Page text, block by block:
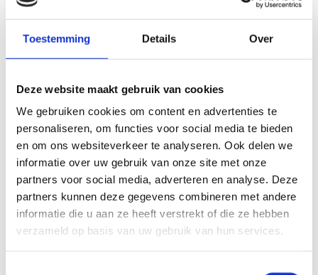
Toestemming Details Over
Deze website maakt gebruik van cookies
We gebruiken cookies om content en advertenties te
personaliseren, om functies voor social media te bieden
en om ons websiteverkeer te analyseren. Ook delen we
informatie over uw gebruik van onze site met onze
partners voor social media, adverteren en analyse. Deze
partners kunnen deze gegevens combineren met andere
informatie die u aan ze heeft verstrekt of die ze hebben
verzameld op basis van uw gebruik van hun services.
Na deze grootschalige verbouwing van de afdeling
Nederland met een kliniek die met een High&Intensive
bieden.
Zorg
NIEUWBOUW MET ULTRAMODERN OK-
COMPLEX
In de nieuwbouw zijn verpleegafdelingen voor
dwarslaesie- en neurologiepatiënten, een ultramodern
OK-complex en revalidatieafdeling met daarin een
Loop Expertise Centrum en een poliklinische
revalidatiedagbehandeling.